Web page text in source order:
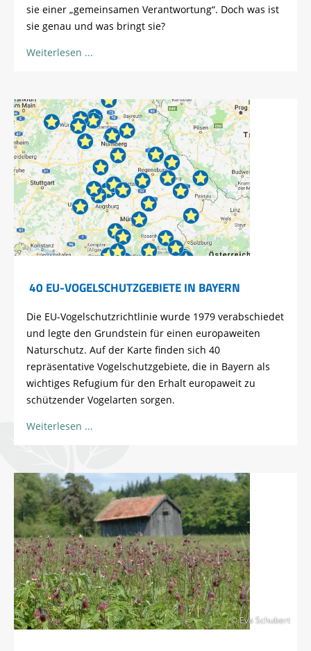
sie einer „gemeinsamen Verantwortung“. Doch was ist
sie genau und was bringt sie?
Weiterlesen
40 EU-VOGELSCHUTZGEBIETE IN BAYERN
Die EU-Vogelschutzrichtlinie wurde 1979 verabschiedet
und legte den Grundstein für einen europaweiten
Naturschutz. Auf der Karte finden sich 40
repräsentative Vogelschutzgebiete, die in Bayern als
wichtiges Refugium für den Erhalt europaweit zu
schützender Vogelarten sorgen.
Weiterlesen
© Eva Schubert